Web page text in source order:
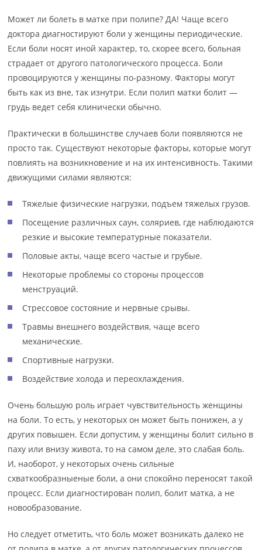
Может ли болеть в матке при полипе? ДА! Чаще всего
доктора диагностируют боли у женщины периодические.
Если боли носят иной характер, то, скорее всего, больная
страдает от другого патологического процесса. Боли
провоцируются у женщины по-разному. Факторы могут
быть как из вне, так изнутри. Если полип матки болит —
грудь ведет себя клинически обычно.
Практически в большинстве случаев боли появляются не
просто так. Существуют некоторые факторы, которые могут
повлиять на возникновение и на их интенсивность. Такими
движущими силами являются:
Тяжелые физические нагрузки, подъем тяжелых грузов.
Посещение различных саун, соляриев, где наблюдаются
резкие и высокие температурные показатели.
Половые акты, чаще всего частые и грубые.
Некоторые проблемы со стороны процессов
менструаций.
Стрессовое состояние и нервные срывы.
Травмы внешнего воздействия, чаще всего
механические.
Спортивные нагрузки.
Воздействие холода и переохлаждения.
Очень большую роль играет чувствительность женщины
на боли. То есть, у некоторых он может быть понижен, а у
других повышен. Если допустим, у женщины болит сильно в
паху или внизу живота, то на самом деле, это слабая боль.
И, наоборот, у некоторых очень сильные
схваткообразныеные боли, а они спокойно переносят такой
процесс. Если диагностирован полип, болит матка, а не
новообразование.
Но следует отметить, что боль может возникать далеко не